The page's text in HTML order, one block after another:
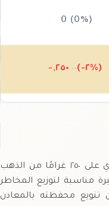
0 (0%)
-,٢٥٠ .٠٠ (-٢%)
ربع كيلو ذهب عيار ٢٤ يساوي ٢٥٠ غرامًا من أكثر المعادن قيمةً وثقةً في الاستثمار.,يحتوي على ٢٥٠ غرامًا من الذهب
كبيرة مناسبة لتوزيع المخاطر
محفظته بالمعادن